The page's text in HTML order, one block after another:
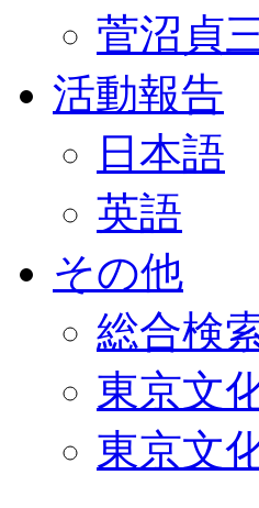
菅沼貞
活動報告
日本語
英語
その他
総合検
東京文
東京文